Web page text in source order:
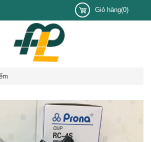
Giỏ hàng(0)